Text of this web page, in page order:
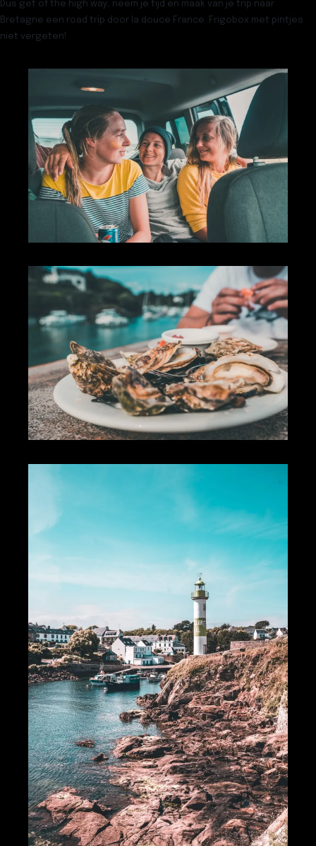
Dus get of the high way, neem je tijd en maak van je trip naar
Bretagne een road trip door la douce France. Frigobox met pintjes
niet vergeten!